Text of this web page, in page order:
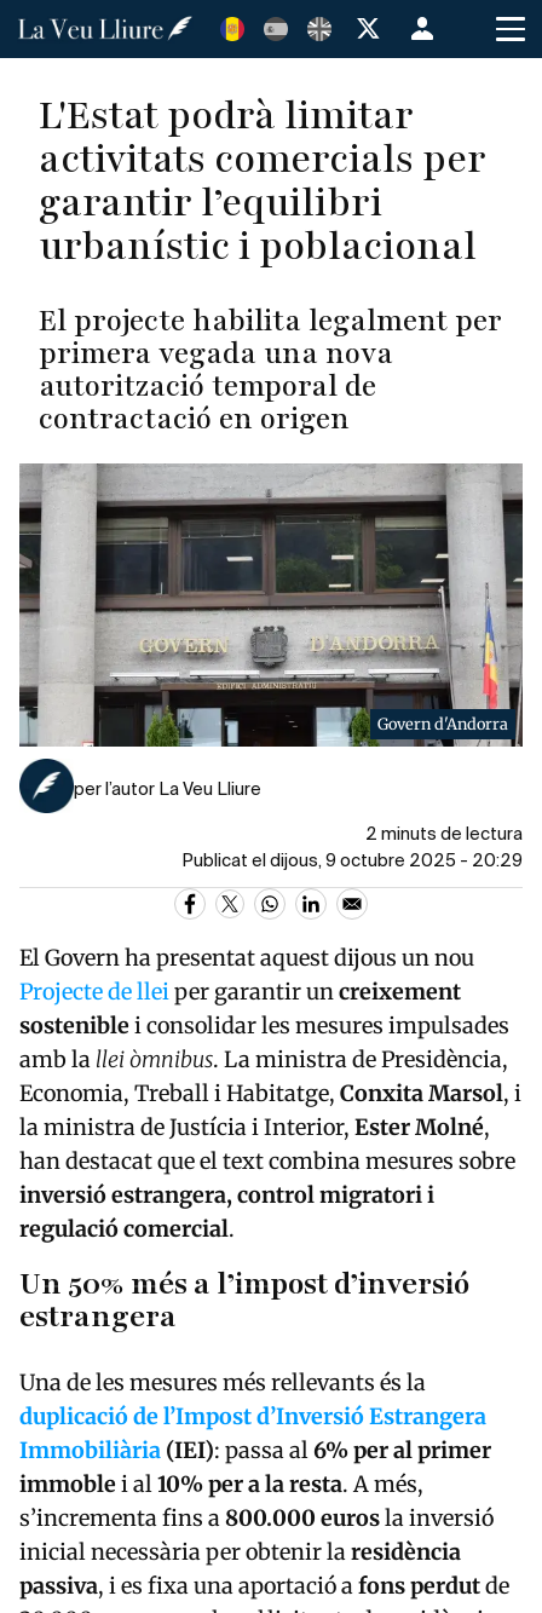
Vés
Menú
de
de
usuario
L'Estat podrà limitar
activitats comercials per
garantir l’equilibri
urbanístic i poblacional
El projecte habilita legalment per
primera vegada una nova
autorització temporal de
contractació en origen
Govern d'Andorra
per l’autor La Veu Lliure
2 minuts de lectura
Publicat el dijous, 9 octubre 2025 - 20:29
El Govern ha presentat aquest dijous un nou
Projecte de lleiper garantir uncreixement
sosteniblei consolidar les mesures impulsades
amb la llei òmnibus. La ministra de Presidència,
Economia, Treball i Habitatge, Conxita Marsol, i
la ministra de Justícia i Interior, Ester Molné,
han destacat que el text combina mesures sobre
inversió estrangera, control migratori i
regulació comercial.
Un 50% més a l’impost d’inversió
estrangera
Una de les mesures més rellevants és la
duplicació de l’Impost d’Inversió Estrangera
Immobiliària (IEI): passa al6% per al primer
immoblei al10% per a la resta. A més,
s’incrementa fins a800.000 eurosla inversió
inicial necessària per obtenir laresidència
passiva, i es fixa una aportació afons perdutde